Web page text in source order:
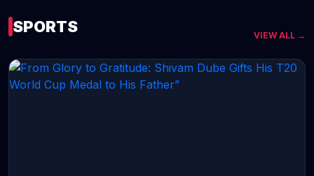
SPORTS VIEW ALL →